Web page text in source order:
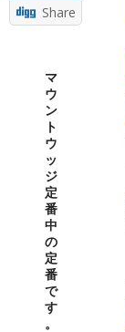
Share
マ
ウ
ン
ト
ウ
ッ
ジ
定
番
中
の
定
番
で
す
。